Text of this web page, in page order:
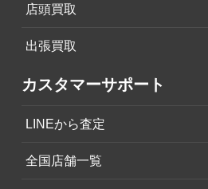
店頭買取
出張買取
カスタマーサポート
LINEから査定
全国店舗一覧